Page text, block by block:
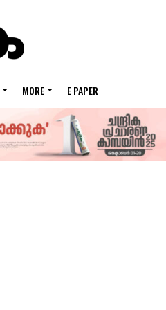
MORE E PAPER